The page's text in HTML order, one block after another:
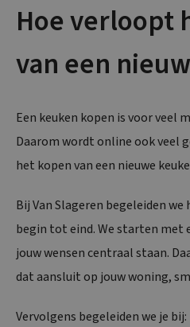
Hoe verloopt
van een
Een keuken kopen is voor veel
Daarom wordt online ook veel
het kopen van een nieuwe
Bij Van Slageren begeleiden
begin tot eind. We starten met
jouw wensen centraal staan.
dat aansluit op jouw woning,
Vervolgens begeleiden we je bij: